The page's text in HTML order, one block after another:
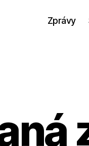
Zprávy